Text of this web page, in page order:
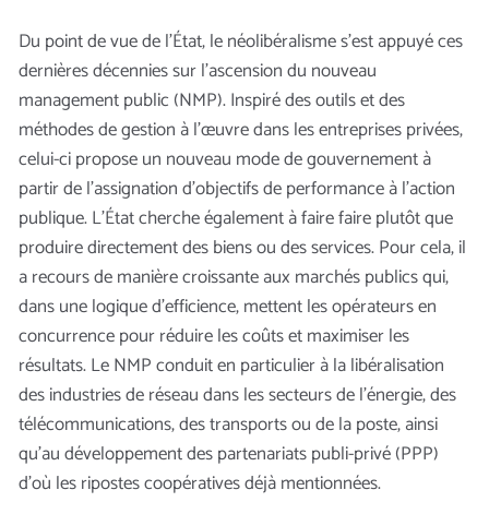
Du point de vue de l’État, le néolibéralisme s’est appuyé ces
dernières décennies sur l’ascension du nouveau
management public (NMP). Inspiré des outils et des
méthodes de gestion à l’œuvre dans les entreprises privées,
celui-ci propose un nouveau mode de gouvernement à
partir de l’assignation d’objectifs de performance à l’action
publique. L’État cherche également à faire faire plutôt que
produire directement des biens ou des services. Pour cela, il
a recours de manière croissante aux marchés publics qui,
dans une logique d’efficience, mettent les opérateurs en
concurrence pour réduire les coûts et maximiser les
résultats. Le NMP conduit en particulier à la libéralisation
des industries de réseau dans les secteurs de l’énergie, des
télécommunications, des transports ou de la poste, ainsi
qu’au développement des partenariats publi-privé (PPP)
d’où les ripostes coopératives déjà mentionnées.